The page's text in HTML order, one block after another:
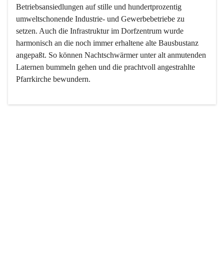
Betriebsansiedlungen auf stille und hundertprozentig
umweltschonende Industrie- und Gewerbebetriebe zu
setzen. Auch die Infrastruktur im Dorfzentrum wurde
harmonisch an die noch immer erhaltene alte Bausbustanz
angepaßt. So können Nachtschwärmer unter alt anmutenden
Laternen bummeln gehen und die prachtvoll angestrahlte
Pfarrkirche bewundern.
Der Weinbau dominert heute nicht mehr, ist aber integrativer